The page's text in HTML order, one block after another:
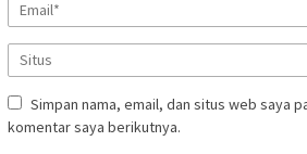
Simpan nama, email, dan situs web saya
komentar saya berikutnya.